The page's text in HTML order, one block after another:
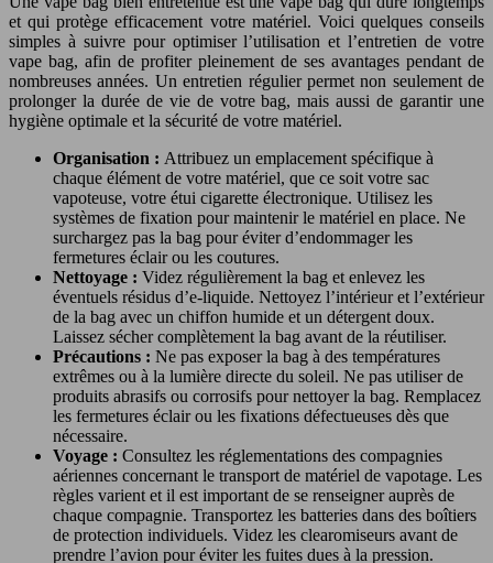
et qui protège efficacement votre matériel. Voici quelques conseils
simples à suivre pour optimiser l’utilisation et l’entretien de votre
vape bag, afin de profiter pleinement de ses avantages pendant de
nombreuses années. Un entretien régulier permet non seulement de
prolonger la durée de vie de votre bag, mais aussi de garantir une
hygiène optimale et la sécurité de votre matériel.
Organisation : Attribuez un emplacement spécifique à
chaque élément de votre matériel, que ce soit votre sac
vapoteuse, votre étui cigarette électronique. Utilisez les
systèmes de fixation pour maintenir le matériel en place. Ne
surchargez pas la bag pour éviter d’endommager les
fermetures éclair ou les coutures.
Nettoyage : Videz régulièrement la bag et enlevez les
éventuels résidus d’e-liquide. Nettoyez l’intérieur et l’extérieur
de la bag avec un chiffon humide et un détergent doux.
Laissez sécher complètement la bag avant de la réutiliser.
Précautions : Ne pas exposer la bag à des températures
extrêmes ou à la lumière directe du soleil. Ne pas utiliser de
produits abrasifs ou corrosifs pour nettoyer la bag. Remplacez
les fermetures éclair ou les fixations défectueuses dès que
nécessaire.
Voyage : Consultez les réglementations des compagnies
aériennes concernant le transport de matériel de vapotage. Les
règles varient et il est important de se renseigner auprès de
chaque compagnie. Transportez les batteries dans des boîtiers
de protection individuels. Videz les clearomiseurs avant de
prendre l’avion pour éviter les fuites dues à la pression.